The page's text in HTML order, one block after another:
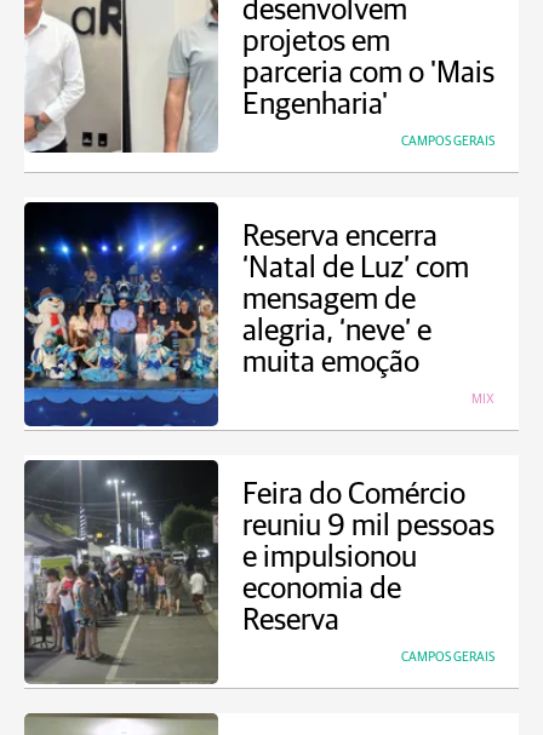
desenvolvem
projetos em
parceria com o 'Mais
Engenharia'
CAMPOS GERAIS
Reserva encerra
‘Natal de Luz’ com
mensagem de
alegria, ‘neve’ e
muita emoção
MIX
Feira do Comércio
reuniu 9 mil pessoas
e impulsionou
economia de
Reserva
CAMPOS GERAIS